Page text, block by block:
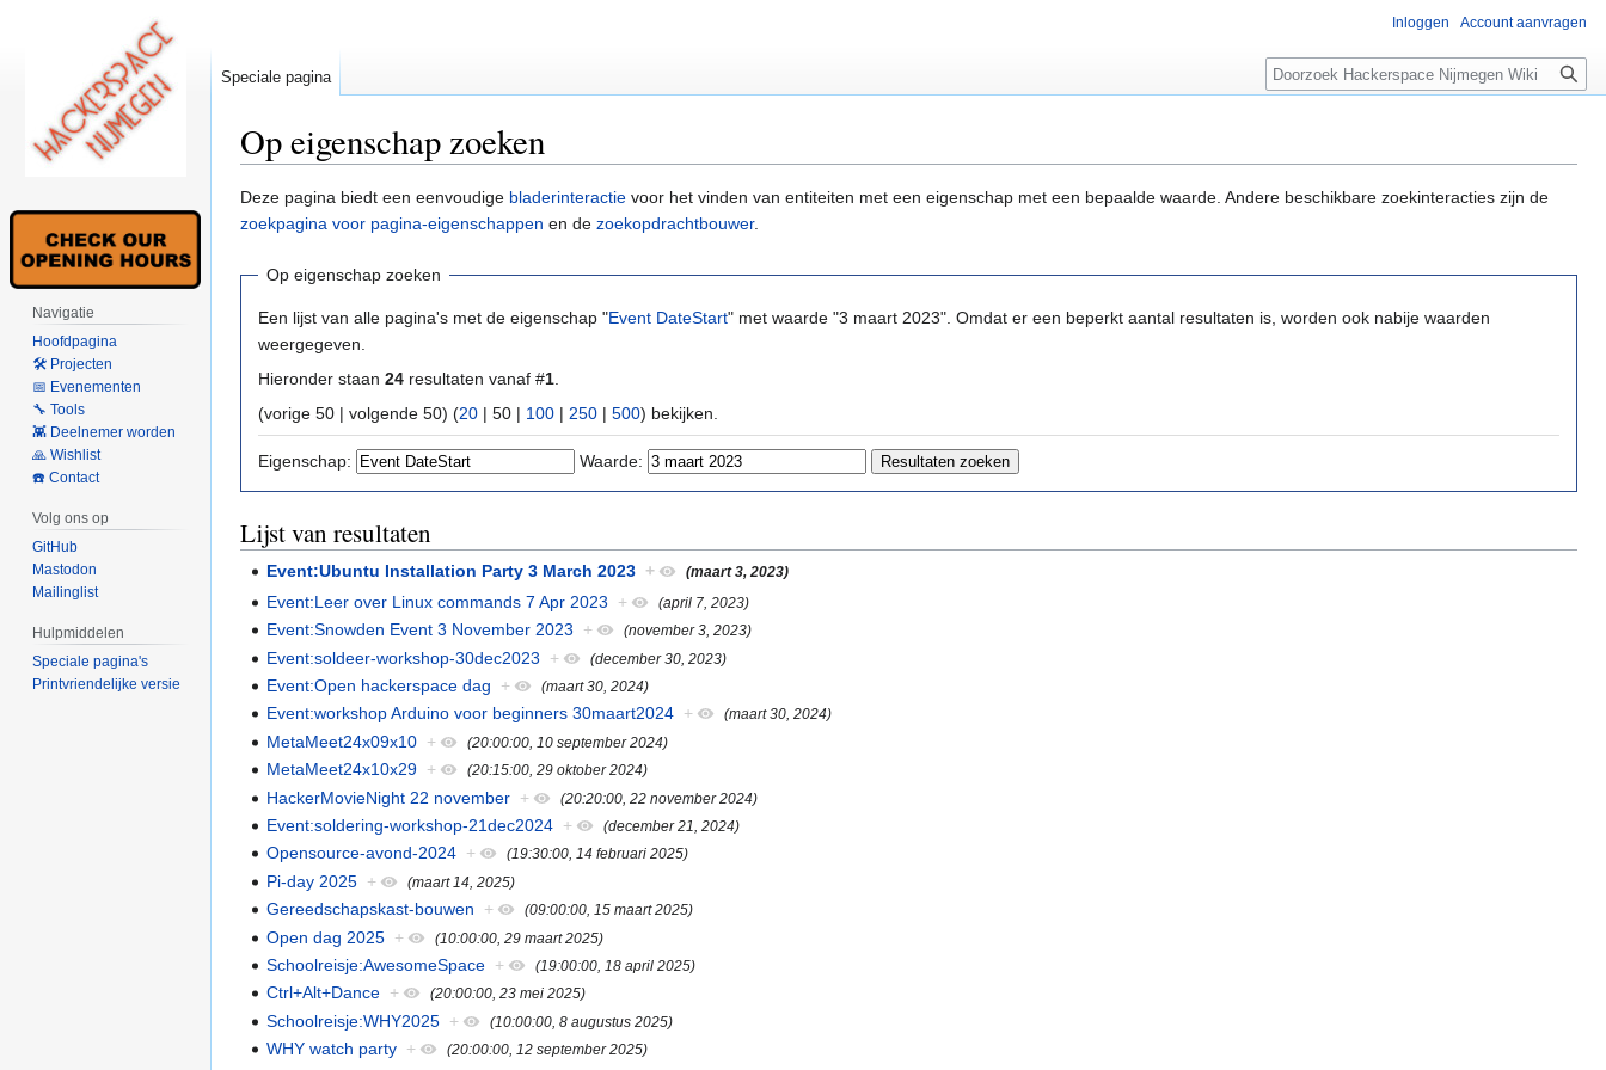
Op eigenschap zoeken
Naar
navigatie
Naar
zoeken
Deze pagina biedt een eenvoudige bladerinteractie voor het vinden van entiteiten met een eigenschap met een bepaalde waarde. Andere beschikbare zoekinteracties zijn de
zoekpagina voor pagina-eigenschappen en de zoekopdrachtbouwer.
Op eigenschap zoeken
Een lijst van alle pagina's met de eigenschap "Event DateStart" met waarde "3 maart 2023". Omdat er een beperkt aantal resultaten is, worden ook nabije waarden
weergegeven.
Hieronder staan 24 resultaten vanaf #1.
(vorige 50 | volgende 50) (20 | 50 | 100 | 250 | 500) bekijken.
Eigenschap: Waarde:
Lijst van resultaten
Event:Ubuntu Installation Party 3 March 2023 + (maart 3, 2023)
Event:Leer over Linux commands 7 Apr 2023 + (april 7, 2023)
Event:Snowden Event 3 November 2023 + (november 3, 2023)
Event:soldeer-workshop-30dec2023 + (december 30, 2023)
Event:Open hackerspace dag + (maart 30, 2024)
Event:workshop Arduino voor beginners 30maart2024 + (maart 30, 2024)
MetaMeet24x09x10 + (20:00:00, 10 september 2024)
MetaMeet24x10x29 + (20:15:00, 29 oktober 2024)
HackerMovieNight 22 november + (20:20:00, 22 november 2024)
Event:soldering-workshop-21dec2024 + (december 21, 2024)
Opensource-avond-2024 + (19:30:00, 14 februari 2025)
Pi-day 2025 + (maart 14, 2025)
Gereedschapskast-bouwen + (09:00:00, 15 maart 2025)
Open dag 2025 + (10:00:00, 29 maart 2025)
Schoolreisje:AwesomeSpace + (19:00:00, 18 april 2025)
Ctrl+Alt+Dance + (20:00:00, 23 mei 2025)
Schoolreisje:WHY2025 + (10:00:00, 8 augustus 2025)
WHY watch party + (20:00:00, 12 september 2025)
Inloggen Account aanvragen
Speciale pagina Zoeken
Navigatie
Hoofdpagina
🛠 Projecten
📅 Evenementen
🔧 Tools
👾 Deelnemer worden
🙏 Wishlist
☎️ Contact
Volg ons op
GitHub
Mastodon
Mailinglist
Hulpmiddelen
Speciale pagina's
Printvriendelijke versie